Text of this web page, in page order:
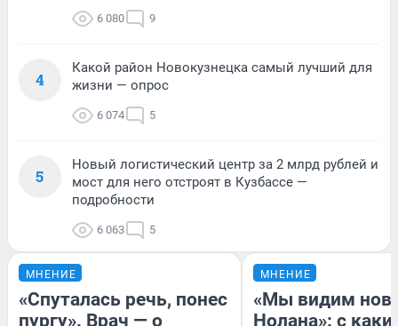
6 080 9
4
Какой район Новокузнецка самый лучший для
жизни — опрос
6 074 5
5
Новый логистический центр за 2 млрд рублей и
мост для него отстроят в Кузбассе —
подробности
6 063 5
МНЕНИЕ
«Спуталась речь, понес
пургу». Врач — о
МНЕНИЕ
«Мы видим
Нолана»: с